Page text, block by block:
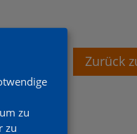
Zurück
zu
zu